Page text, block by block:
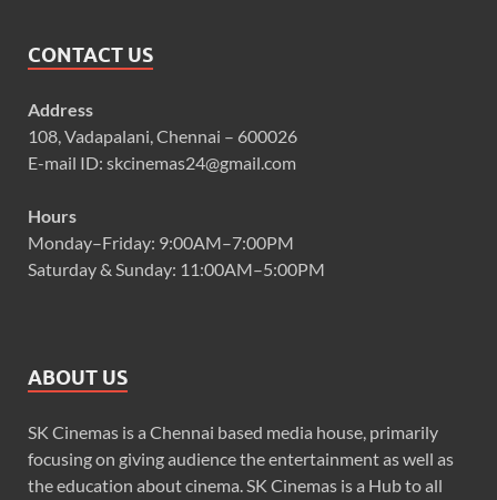
CONTACT US
Address
108, Vadapalani, Chennai – 600026
E-mail ID: skcinemas24@gmail.com
Hours
Monday–Friday: 9:00AM–7:00PM
Saturday & Sunday: 11:00AM–5:00PM
ABOUT US
SK Cinemas is a Chennai based media house, primarily
focusing on giving audience the entertainment as well as
the education about cinema. SK Cinemas is a Hub to all